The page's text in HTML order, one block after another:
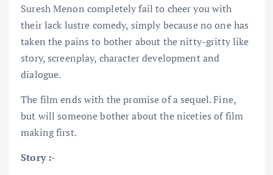
Suresh Menon completely fail to cheer you with
their lack lustre comedy, simply because no one has
taken the pains to bother about the nitty-gritty like
story, screenplay, character development and
dialogue.
The film ends with the promise of a sequel. Fine,
but will someone bother about the niceties of film
making first.
Story :-